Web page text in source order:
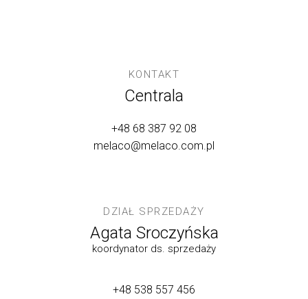
KONTAKT
Centrala
+48 68 387 92 08
melaco@melaco.com.pl
DZIAŁ SPRZEDAŻY
Agata Sroczyńska
koordynator ds. sprzedaży
+48 538 557 456